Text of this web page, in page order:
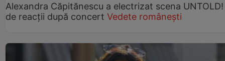
Alexandra Căpitănescu a electrizat scena UNTOLD!
de reacții după concert Vedete românești